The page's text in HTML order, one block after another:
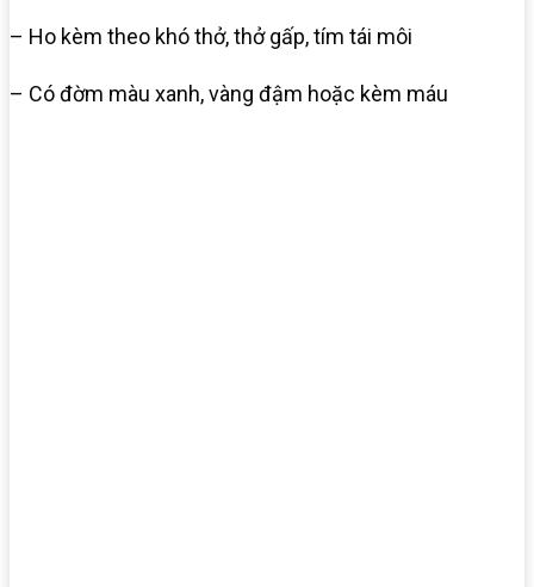
– Ho kèm theo khó thở, thở gấp, tím tái môi
– Có đờm màu xanh, vàng đậm hoặc kèm máu